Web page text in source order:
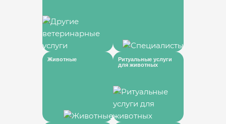
Животные
Ритуальные услуги
для животных